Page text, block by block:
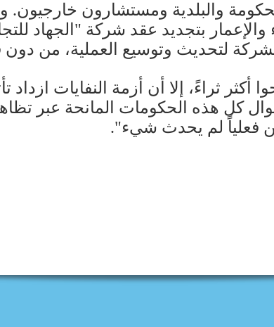
والبلدية ومستشارون خارجيون.
بتجديد عقد شركة "الجهاد
ثراءً، إلا أن أزمة النفايات ازداد
كل هذه الحكومات المانحة عبر تظاهر
فعلياً لم يحدث شيء".